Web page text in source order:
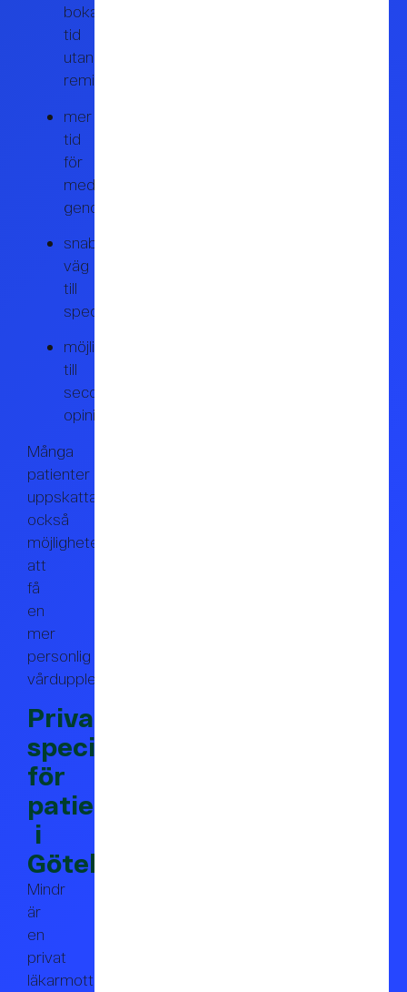
boka
tid
utan
remiss
mer
tid
för
medicinsk
genomgång
snabbare
väg
till
specialistbedömning
möjlighet
till
second
opinion
Många
patienter
uppskattar
också
möjligheten
att
få
en
mer
personlig
vårdupplevelse.
Privat
specialistmottagning
för
patienter
i
Göteborg
Mindr
är
en
privat
läkarmottagning